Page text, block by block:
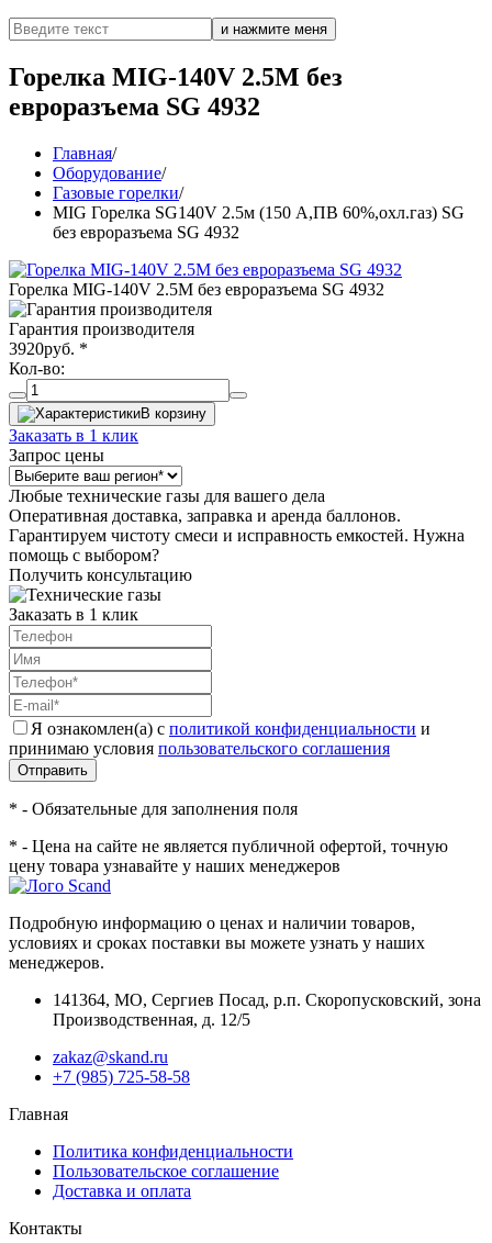
Горелка MIG-140V 2.5М без
евроразъема SG 4932
Главная/
Оборудование/
Газовые горелки/
MIG Горелка SG140V 2.5м (150 А,ПВ 60%,охл.газ) SG
без евроразъема SG 4932
Горелка MIG-140V 2.5М без евроразъема SG 4932
Гарантия производителя
3920руб. *
Кол-во:
В корзину
Заказать в 1 клик
Запрос цены
Любые технические газы для вашего дела
Оперативная доставка, заправка и аренда баллонов.
Гарантируем чистоту смеси и исправность емкостей. Нужна
помощь с выбором?
Получить консультацию
Заказать в 1 клик
Я ознакомлен(а) с политикой конфиденциальности и
принимаю условия пользовательского соглашения
Отправить
* - Обязательные для заполнения поля
* - Цена на сайте не является публичной офертой, точную
цену товара узнавайте у наших менеджеров
Подробную информацию о ценах и наличии товаров,
условиях и сроках поставки вы можете узнать у наших
менеджеров.
141364, МО, Сергиев Посад, р.п. Скоропусковский, зона
Производственная, д. 12/5
zakaz@skand.ru
+7 (985) 725-58-58
Главная
Политика конфиденциальности
Пользовательское соглашение
Доставка и оплата
Контакты